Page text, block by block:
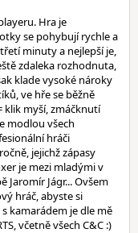
Hra je
se pohybují rychle a
minuty a nejlepší je,
zdaleka rozhodnuta,
klade vysoké nároky
ve hře se běžně
klik myší, zmáčknutí
modlou všech
hráči
jejichž zápasy
je mezi mladými v
Jaromír Jágr... Ovšem
hráč, abyste si
kamarádem je dle mě
včetně všech C&C :)